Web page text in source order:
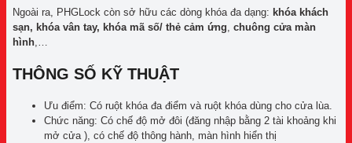
Ngoài ra, PHGLock còn sở hữu các dòng khóa đa dạng: khóa khách
sạn, khóa vân tay, khóa mã số/ thẻ cảm ứng, chuông cửa màn
hình,…
THÔNG SỐ KỸ THUẬT
Ưu điểm: Có ruột khóa đa điểm và ruột khóa dùng cho cửa lùa.
Chức năng: Có chế độ mở đôi (đăng nhập bằng 2 tài khoảng khi
mở cửa ), có chế độ thông hành, màn hình hiển thị